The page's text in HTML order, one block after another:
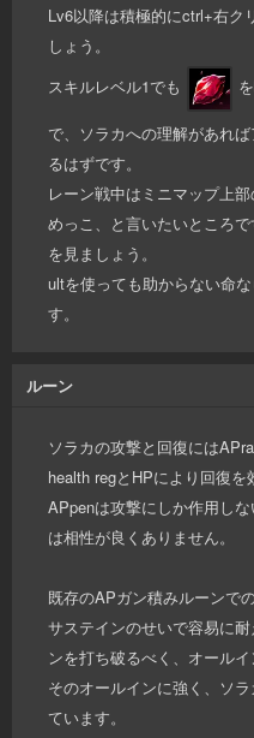
Lv6以降は積極的にctrl+右ク
しょう。
スキルレベル1でも
で、ソラカへの理解があれ
るはずです。
レーン戦中はミニマップ上
めっこ、と言いたいところ
を見ましょう。
ultを使っても助からない命
す。
ルーン
ソラカの攻撃と回復には
health regとHPにより回復を
APpenは攻撃にしか作用し
は相性が良くありません。
既存のAPガン積みルーンで
サステインのせいで容易に
ンを打ち破るべく、オール
そのオールインに強く、ソ
ています。